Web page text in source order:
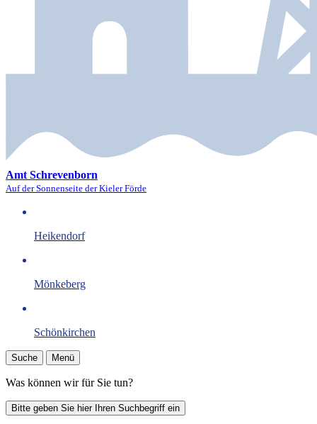
Amt Schrevenborn
Auf der Sonnenseite der Kieler Förde
Heikendorf
Mönkeberg
Schönkirchen
Suche Menü
Was können wir für Sie tun?
Bitte geben Sie hier Ihren Suchbegriff ein